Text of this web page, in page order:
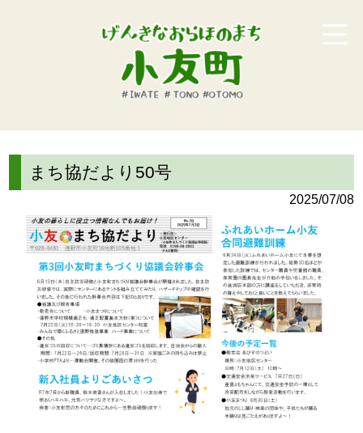
まち協だより50号
2025/07/08